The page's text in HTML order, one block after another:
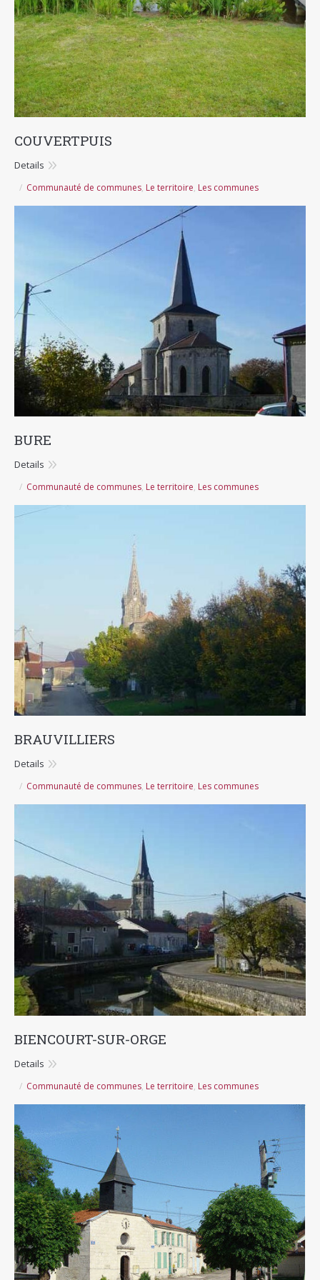
COUVERTPUIS
Details
Communauté de communes, Le territoire, Les communes
BURE
Details
Communauté de communes, Le territoire, Les communes
BRAUVILLIERS
Details
Communauté de communes, Le territoire, Les communes
BIENCOURT-SUR-ORGE
Details
Communauté de communes, Le territoire, Les communes